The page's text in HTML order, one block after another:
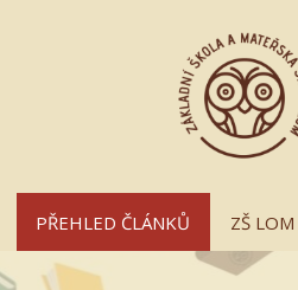
PŘEHLED ČLÁNKŮ ZŠ LOM